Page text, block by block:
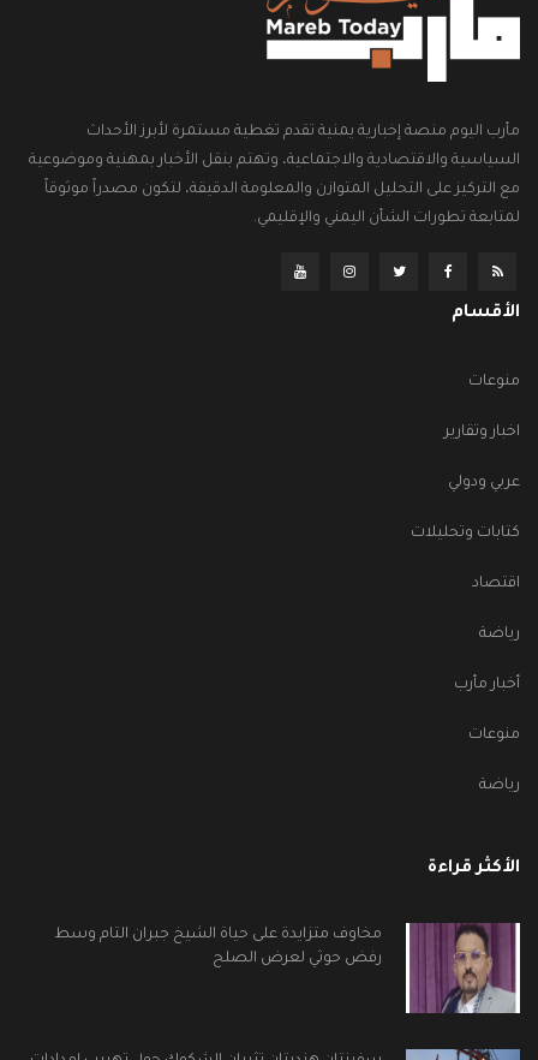
مأرب اليوم منصة إخبارية يمنية تقدم تغطية مستمرة لأبرز الأحداث
السياسية والاقتصادية والاجتماعية، وتهتم بنقل الأخبار بمهنية وموضوعية
مع التركيز على التحليل المتوازن والمعلومة الدقيقة، لتكون مصدراً موثوقاً
لمتابعة تطورات الشأن اليمني والإقليمي.
الأقسام
منوعات
اخبار وتقارير
عربي ودولي
كتابات وتحليلات
اقتصاد
رياضة
أخبار مأرب
منوعات
رياضة
الأكثر قراءة
مخاوف متزايدة على حياة الشيخ جبران التام وسط
رفض حوثي لعرض الصلح